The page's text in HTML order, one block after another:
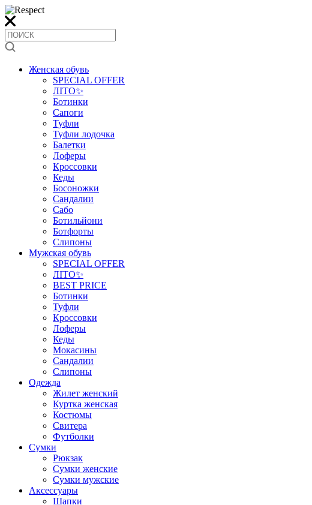
Женская обувь
SPECIAL OFFER
ЛІТО✨
Ботинки
Сапоги
Туфли
Туфли лодочка
Балетки
Лоферы
Кроссовки
Кеды
Босоножки
Сандалии
Сабо
Ботильйони
Ботфорты
Слипоны
Мужская обувь
SPECIAL OFFER
ЛІТО✨
BEST PRICE
Ботинки
Туфли
Кроссовки
Лоферы
Кеды
Мокасины
Сандалии
Слипоны
Одежда
Жилет женский
Куртка женская
Костюмы
Свитера
Футболки
Сумки
Рюкзак
Сумки женские
Сумки мужские
Аксеcсуары
Шапки